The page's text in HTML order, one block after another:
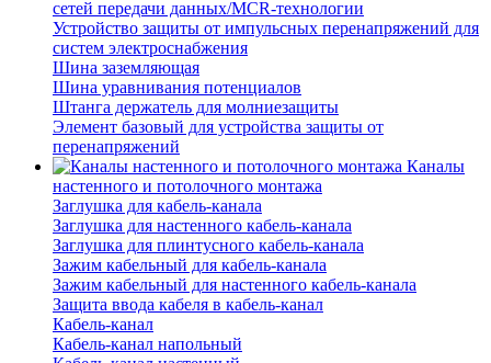
сетей передачи данных/MCR-технологии
Устройство защиты от импульсных перенапряжений для
систем электроснабжения
Шина заземляющая
Шина уравнивания потенциалов
Штанга держатель для молниезащиты
Элемент базовый для устройства защиты от
перенапряжений
Каналы
настенного и потолочного монтажа
Заглушка для кабель-канала
Заглушка для настенного кабель-канала
Заглушка для плинтусного кабель-канала
Зажим кабельный для кабель-канала
Зажим кабельный для настенного кабель-канала
Защита ввода кабеля в кабель-канал
Кабель-канал
Кабель-канал напольный